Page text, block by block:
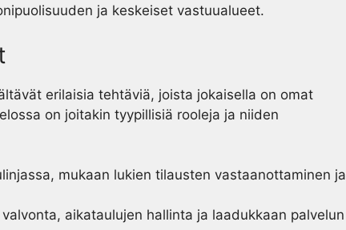
ja keskeiset vastuualueet.
erilaisia tehtäviä, joista jokaisella on omat
on joitakin tyypillisiä rooleja ja niiden
mukaan lukien tilausten vastaanottaminen ja
aikataulujen hallinta ja laadukkaan palvelun